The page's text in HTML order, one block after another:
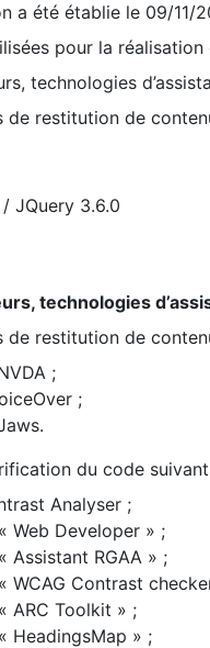
a été établie le 09/11/
pour la
technologies
de restitution de
JQuery 3.6.0
technologies
de restitution de
;
;
du code
Analyser ;
Web Developer » ;
Assistant RGAA » ;
WCAG Contrast
ARC Toolkit » ;
HeadingsMap » ;